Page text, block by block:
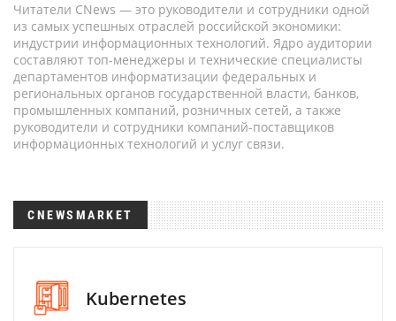
Читатели CNews — это руководители и сотрудники одной
из самых успешных отраслей российской экономики:
индустрии информационных технологий. Ядро аудитории
составляют топ-менеджеры и технические специалисты
департаментов информатизации федеральных и
региональных органов государственной власти, банков,
промышленных компаний, розничных сетей, а также
руководители и сотрудники компаний-поставщиков
информационных технологий и услуг связи.
CNEWSMARKET
Kubernetes